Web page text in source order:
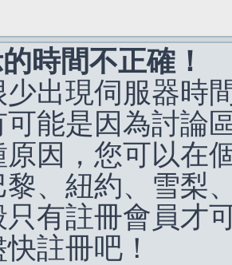
時間不正確！
少出現伺服器時
可能是因為討論
原因，您可以在
黎、紐約、雪梨
只有註冊會員才
註冊吧！